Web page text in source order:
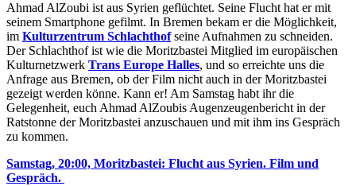
Ahmad AlZoubi ist aus Syrien geflüchtet. Seine Flucht hat er mit
seinem Smartphone gefilmt. In Bremen bekam er die Möglichkeit,
im Kulturzentrum Schlachthofseine Aufnahmen zu schneiden.
Der Schlachthof ist wie die Moritzbastei Mitglied im europäischen
Kulturnetzwerk Trans Europe Halles, und so erreichte uns die
Anfrage aus Bremen, ob der Film nicht auch in der Moritzbastei
gezeigt werden könne. Kann er! Am Samstag habt ihr die
Gelegenheit, euch Ahmad AlZoubis Augenzeugenbericht in der
Ratstonne der Moritzbastei anzuschauen und mit ihm ins Gespräch
zu kommen.
Samstag, 20:00, Moritzbastei: Flucht aus Syrien. Film und
Gespräch.